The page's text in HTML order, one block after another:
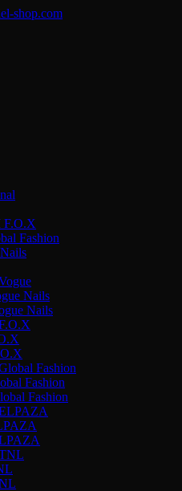
shop.com
F.O.X
Fashion
Nails
Nails
Fashion
Fashion
Fashion